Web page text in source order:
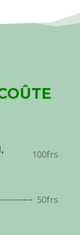
100frs
50frs